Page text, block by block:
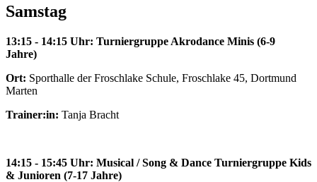
Samstag
13:15 - 14:15 Uhr: Turniergruppe Akrodance Minis (6-9
Jahre)
Ort: Sporthalle der Froschlake Schule, Froschlake 45, Dortmund
Marten
Trainer:in: Tanja Bracht
14:15 - 15:45 Uhr: Musical / Song & Dance Turniergruppe Kids
& Junioren (7-17 Jahre)